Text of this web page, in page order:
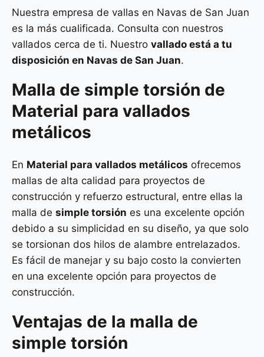
Nuestra empresa de vallas en Navas de San Juan
es la más cualificada. Consulta con nuestros
vallados cerca de ti. Nuestro vallado está a tu
disposición en Navas de San Juan.
Malla de simple torsión de
Material para vallados
metálicos
En Material para vallados metálicos ofrecemos
mallas de alta calidad para proyectos de
construcción y refuerzo estructural, entre ellas la
malla de simple torsión es una excelente opción
debido a su simplicidad en su diseño, ya que solo
se torsionan dos hilos de alambre entrelazados.
Es fácil de manejar y su bajo costo la convierten
en una excelente opción para proyectos de
construcción.
Ventajas de la malla de
simple torsión